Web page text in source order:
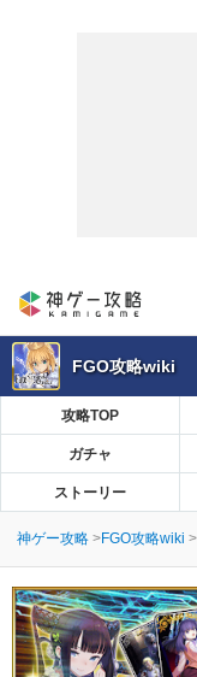
FGO攻略wiki
攻略TOP
ガチャ
ストーリー
神ゲー攻略 FGO攻略wiki